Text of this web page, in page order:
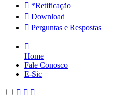
*Retificação
Download
Perguntas e Respostas
Home
Fale Conosco
E-Sic